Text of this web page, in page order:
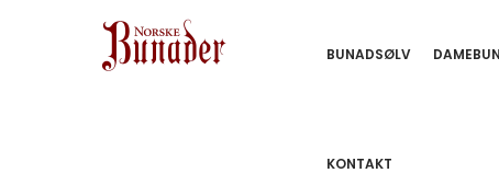
BUNADSØLV
KONTAKT